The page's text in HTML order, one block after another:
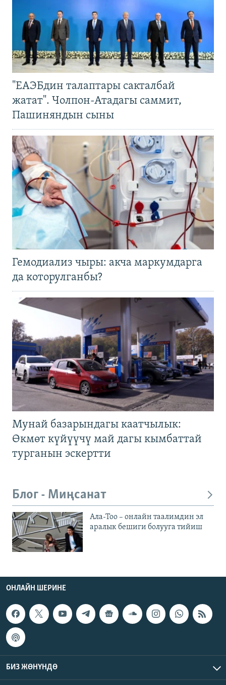
"ЕАЭБдин талаптары сакталбай
жатат". Чолпон-Атадагы саммит,
Пашиняндын сыны
Гемодиализ чыры: акча маркумдарга
да которулганбы?
Мунай базарындагы каатчылык:
Өкмөт күйүүчү май дагы кымбаттай
турганын эскертти
Блог - Миңсанат
Ала-Тоо – онлайн таалимдин эл
аралык бешиги болууга тийиш
ОНЛАЙН ШЕРИНЕ
БИЗ ЖӨНҮНДӨ